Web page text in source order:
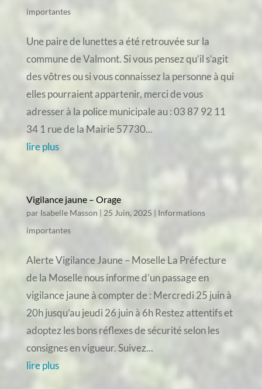
importantes
Une paire de lunettes a été retrouvée sur la
commune de Valmont. Si vous pensez qu’il s’agit
des vôtres ou si vous connaissez la personne à qui
elles pourraient appartenir, merci de vous
adresser à la police municipale au : 03 87 92 11
34 1 rue de la Mairie 57730...
lire plus
Vigilance jaune – Orage
par Isabelle Masson | 25 Juin, 2025 | Informations
importantes
Alerte Vigilance Jaune – Moselle La Préfecture
de la Moselle nous informe d’un passage en
vigilance jaune à compter de : Mercredi 25 juin à
20h jusqu’au jeudi 26 juin à 6h Restez attentifs et
adoptez les bons réflexes de sécurité selon les
consignes en vigueur. Suivez...
lire plus